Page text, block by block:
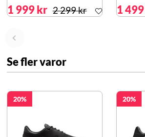
1 999 kr 2 299 kr 1
Se fler varor
20 20